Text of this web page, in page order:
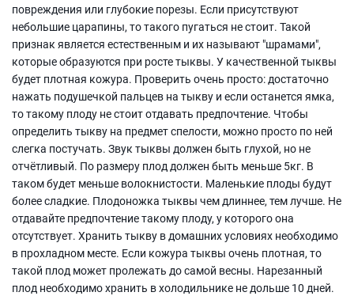
повреждения или глубокие порезы. Если присутствуют
небольшие царапины, то такого пугаться не стоит. Такой
признак является естественным и их называют "шрамами",
которые образуются при росте тыквы. У качественной тыквы
будет плотная кожура. Проверить очень просто: достаточно
нажать подушечкой пальцев на тыкву и если останется ямка,
то такому плоду не стоит отдавать предпочтение. Чтобы
определить тыкву на предмет спелости, можно просто по ней
слегка постучать. Звук тыквы должен быть глухой, но не
отчётливый. По размеру плод должен быть меньше 5кг. В
таком будет меньше волокнистости. Маленькие плоды будут
более сладкие. Плодоножка тыквы чем длиннее, тем лучше. Не
отдавайте предпочтение такому плоду, у которого она
отсутствует. Хранить тыкву в домашних условиях необходимо
в прохладном месте. Если кожура тыквы очень плотная, то
такой плод может пролежать до самой весны. Нарезанный
плод необходимо хранить в холодильнике не дольше 10 дней.